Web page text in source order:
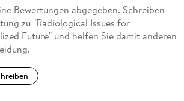
Bewertungen abgegeben. Schreiben
zu "Radiological Issues for
Future" und helfen Sie damit anderen